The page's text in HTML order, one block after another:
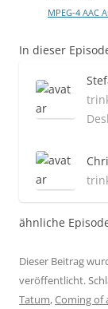
MPEG-4 AAC
In dieser
ähnliche
Dieser Beitrag
veröffentlicht.
Tatum,Coming of